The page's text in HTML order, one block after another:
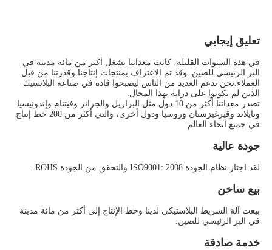
تعليق إيجابي
الذين لم يكونوا على دراية بهذا المجال.
في جميع أنحاء العالم.
جودة عالية
لقد اجتاز نظام الجودة ISO9001: 2008 والتحقق من الجودة ROHS.
بيع ساخن
في البر الرئيسي للصين.
خدمة صادقة